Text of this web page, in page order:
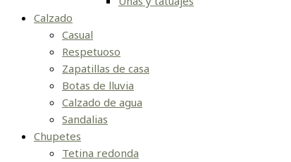
Calzado
Casual
Respetuoso
Zapatillas de casa
Botas de lluvia
Calzado de agua
Sandalias
Chupetes
Tetina redonda